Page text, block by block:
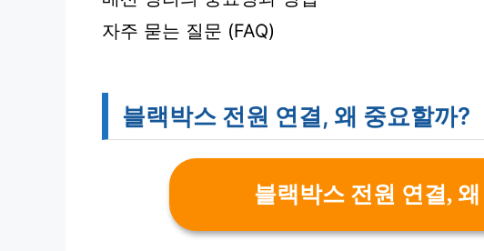
자주 묻는 질문 (FAQ)
블랙박스 전원 연결, 왜 중요할까?
블랙박스 전원 연결,